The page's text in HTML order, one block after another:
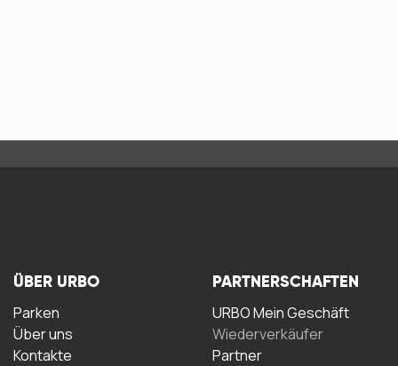
ÜBER URBO
Parken
Über uns
Kontakte
PARTNERSCHAFTEN
URBO Mein Geschäft
Wiederverkäufer
Partner